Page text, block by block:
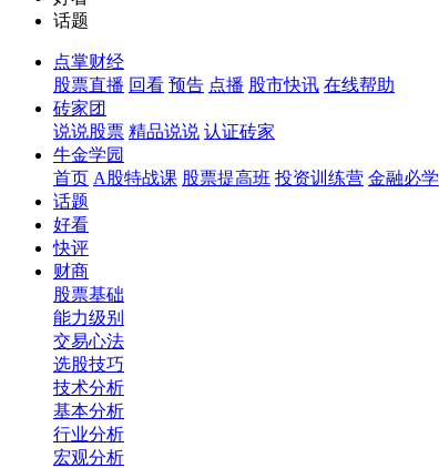
话题
点掌财经
股票直播 回看 预告 点播 股市快讯 在线帮助
砖家团
说说股票 精品说说 认证砖家
牛金学园
首页 A股特战课 股票提高班 投资训练营 金融必学
话题
好看
快评
财商
股票基础
能力级别
交易心法
选股技巧
技术分析
基本分析
行业分析
宏观分析